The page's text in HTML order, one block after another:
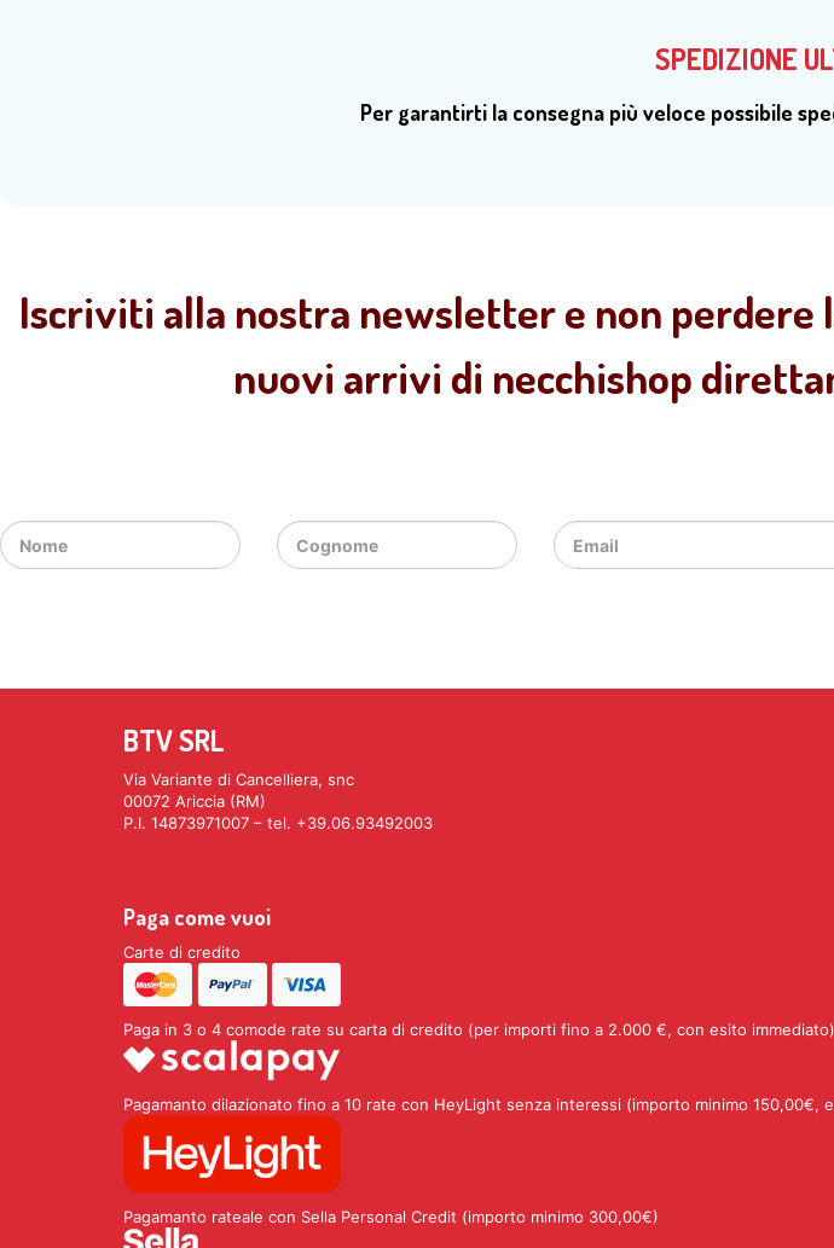
SPEDIZIONE
Per garantirti la consegna più veloce possibile
Iscriviti alla nostra newsletter e non
nuovi arrivi di necchishop
BTV SRL
Via Variante di Cancelliera, snc
00072 Ariccia (RM)
P.I. 14873971007 – tel. +39.06.93492003
Paga come vuoi
Carte di credito
Paga in 3 o 4 comode rate su carta di credito (per importi fino a 2.000 €, con esito immediato)
Pagamanto dilazionato fino a 10 rate con HeyLight senza interessi (importo minimo 150,00€,
Pagamanto rateale con Sella Personal Credit (importo minimo 300,00€)